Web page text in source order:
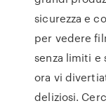
sicurezza e
per vedere
senza limiti e
ora vi
deliziosi.